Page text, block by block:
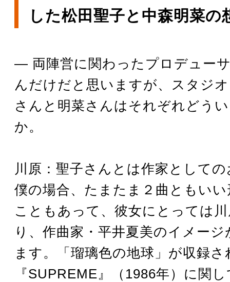
した松田聖子と中森明菜の
― 両陣営に関わったプロデュー
んだけだと思いますが、スタジ
さんと明菜さんはそれぞれどう
か。
川原：聖子さんとは作家として
僕の場合、たまたま２曲ともい
こともあって、彼女にとっては
り、作曲家・平井夏美のイメー
ます。「瑠璃色の地球」が収録さ
『SUPREME』（1986年）に関